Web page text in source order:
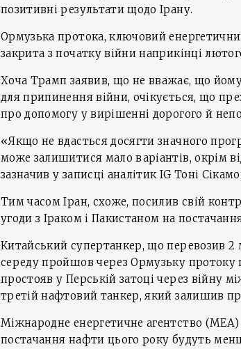
позитивні результати щодо Ірану.
Ормузька протока, ключовий
закрита з початку війни наприкінці
Хоча Трамп заявив, що не вважає, що
для припинення війни, очікується, що
про допомогу у вирішенні дорогого й
«Якщо не вдасться досягти значного
може залишитися мало варіантів, окрім
зазначив у записці аналітик IG Тоні
Тим часом Іран, схоже, посилив свій
угоди з Іраком і Пакистаном на
Китайський супертанкер, що перевозив 2
середу пройшов через Ормузьку протоку
простояв у Перській затоці через війну
третій нафтовий танкер, який залишив
Міжнародне енергетичне агентство (МЕА)
постачання нафти цього року будуть